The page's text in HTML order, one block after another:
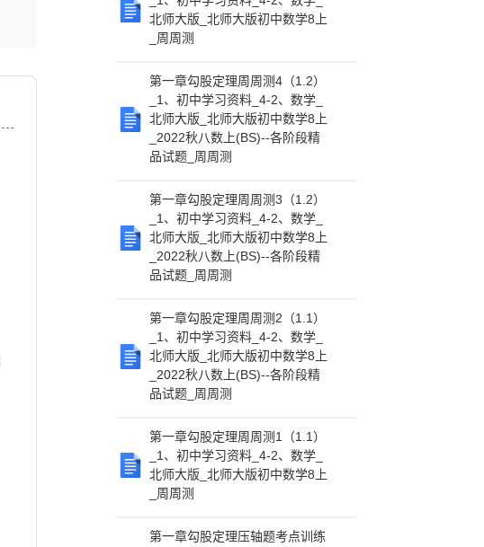
北师大版_北师大版初中数学8上
_周周测
第一章勾股定理周周测4（1.2）
_1、初中学习资料_4-2、数学_
北师大版_北师大版初中数学8上
_2022秋八数上(BS)--各阶段精
品试题_周周测
第一章勾股定理周周测3（1.2）
_1、初中学习资料_4-2、数学_
北师大版_北师大版初中数学8上
_2022秋八数上(BS)--各阶段精
品试题_周周测
第一章勾股定理周周测2（1.1）
_1、初中学习资料_4-2、数学_
北师大版_北师大版初中数学8上
_2022秋八数上(BS)--各阶段精
品试题_周周测
第一章勾股定理周周测1（1.1）
_1、初中学习资料_4-2、数学_
北师大版_北师大版初中数学8上
_周周测
第一章勾股定理压轴题考点训练